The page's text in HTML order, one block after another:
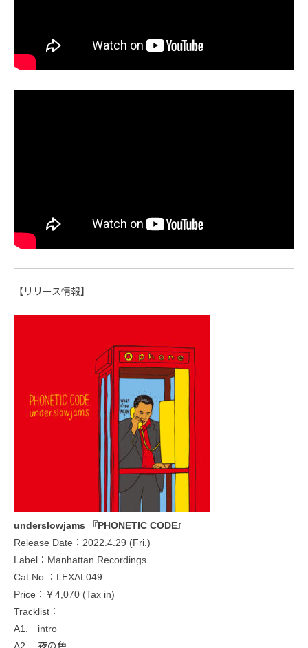
【リリース情報】
underslowjams 『PHONETIC CODE』
Release Date：2022.4.29 (Fri.)
Label：Manhattan Recordings
Cat.No.：LEXAL049
Price：￥4,070 (Tax in)
Tracklist：
A1. intro